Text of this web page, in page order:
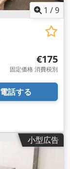
1 /9
€175
固定価格 消費税別
電話する
小型広告